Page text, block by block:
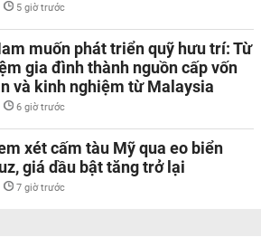
5 giờ trước
muốn phát triển quỹ hưu trí: Từ
gia đình thành nguồn cấp vốn
và kinh nghiệm từ Malaysia
6 giờ trước
xét cấm tàu Mỹ qua eo biển
giá dầu bật tăng trở lại
7 giờ trước